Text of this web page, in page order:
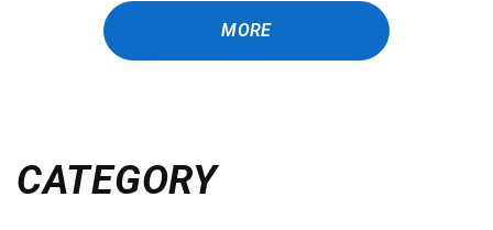
MORE
CATEGORY